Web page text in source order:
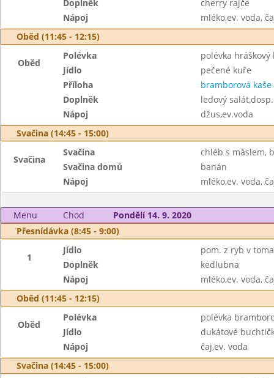
Doplněk
cherry rajče
Nápoj
mléko,ev. voda,
Oběd (11:45 - 12:15)
Oběd
Polévka
polévka hráškový
Jídlo
pečené kuře
Příloha
bramborová kaše
Doplněk
ledový
Nápoj
džus,ev.voda
Svačina (14:45 - 15:00)
Svačina
Svačina
chléb s máslem,
Svačina domů
banán
Nápoj
mléko,ev. voda,
Menu Chod
Pondělí 14. 9. 2020
Přesnídávka (8:45 - 9:00)
1
Jídlo
pom. z ryb v
Doplněk
kedlubna
Nápoj
mléko,ev. voda,
Oběd (11:45 - 12:15)
Oběd
Polévka
polévka
Jídlo
dukátové
Nápoj
čaj,ev. voda
Svačina (14:45 - 15:00)